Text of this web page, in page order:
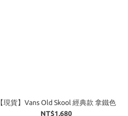
【現貨】Vans Old Skool 經典款 拿鐵色
NT$1,680